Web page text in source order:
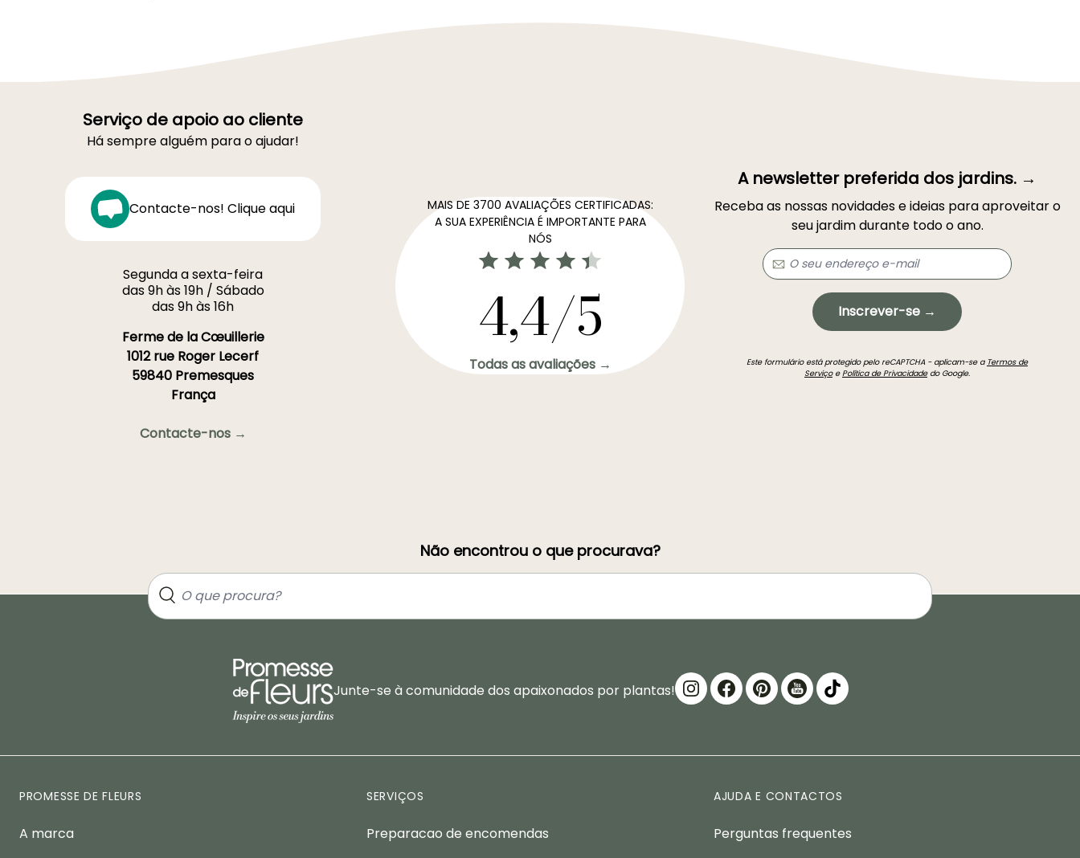
Serviço de apoio ao cliente
Há sempre alguém para o ajudar!
Contacte-nos! Clique aqui
Segunda a sexta-feira
das 9h às 19h / Sábado
das 9h às 16h
Ferme de la Cœuillerie
1012 rue Roger Lecerf
59840 Premesques
França
Contacte-nos →
MAIS DE 3700 AVALIAÇÕES CERTIFICADAS:
A SUA EXPERIÊNCIA É IMPORTANTE PARA
NÓS
4,4/5
Todas as avaliações →
A newsletter preferida dos jardins. →
Receba as nossas novidades e ideias para aproveitar o
seu jardim durante todo o ano.
Inscrever-se →
Este formulário está protegido pelo reCAPTCHA - aplicam-se a Termos de
ServiçoePolítica de Privacidadedo Google.
Não encontrou o que procurava?
Junte-se à comunidade dos apaixonados por plantas!
PROMESSE DE FLEURS
A marca
SERVIÇOS
Preparacao de encomendas
AJUDA E CONTACTOS
Perguntas frequentes